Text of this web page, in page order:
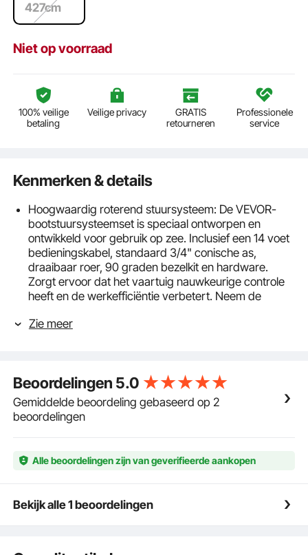
427cm
Niet op voorraad
100% veilige
betaling
Veilige privacy
GRATIS
retourneren
Professionele
service
Kenmerken & details
Hoogwaardig roterend stuursysteem: De VEVOR-
bootstuursysteemset is speciaal ontworpen en
ontwikkeld voor gebruik op zee. Inclusief een 14 voet
bedieningskabel, standaard 3/4" conische as,
draaibaar roer, 90 graden bezelkit en hardware.
Zorgt ervoor dat het vaartuig nauwkeurige controle
heeft en de werkefficiëntie verbetert. Neem de
golven.
aan de precieze stuureisen van verschillende roer-
en cilindertypen. Controleer of de kabellengte
geschikt is voor uw toepassing.
Duurzame en robuuste draaihelm: de draaihelm is
roest- en slijtvast. Duurzaam materiaal zorgt voor
duurzaamheid en eenvoudig onderhoud. Voor de
gebruikt.
Snelle installatie: Met de complete accessoires is de
Zie meer
Beoordelingen 5.0
Gemiddelde beoordeling gebaseerd op 2
beoordelingen
Alle beoordelingen zijn van geverifieerde aankopen
Bekijk alle 1 beoordelingen